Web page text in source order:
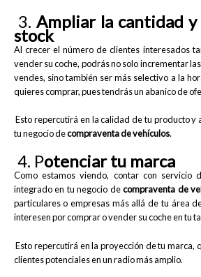
3.Ampliar la cantidad
stock
Al crecer el número de clientes interesados
vender su coche, podrás no solo incrementar
vendes, sino también ser más selectivo a la
quieres comprar, pues tendrás un abanico de
Esto repercutirá en la calidad de tu producto y
tu negocio decompraventa de vehículos.
4. Potenciar tu marca
Como estamos viendo, contar con servicio
integrado en tu negocio decompraventa de
particulares o empresas más allá de tu área
interesen por comprar o vender su coche en tu
Esto repercutirá en la proyección de tu marca,
clientes potenciales en un radio más amplio.